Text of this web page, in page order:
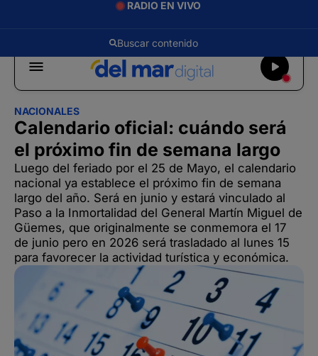
RADIO EN VIVO
NACIONALES
Calendario oficial: cuándo será
el próximo fin de semana largo
Luego del feriado por el 25 de Mayo, el calendario
nacional ya establece el próximo fin de semana
largo del año. Será en junio y estará vinculado al
Paso a la Inmortalidad del General Martín Miguel de
Güemes, que originalmente se conmemora el 17
de junio pero en 2026 será trasladado al lunes 15
para favorecer la actividad turística y económica.